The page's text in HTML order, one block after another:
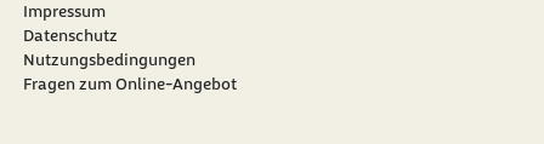
Impressum
Datenschutz
Nutzungsbedingungen
Fragen zum Online-Angebot